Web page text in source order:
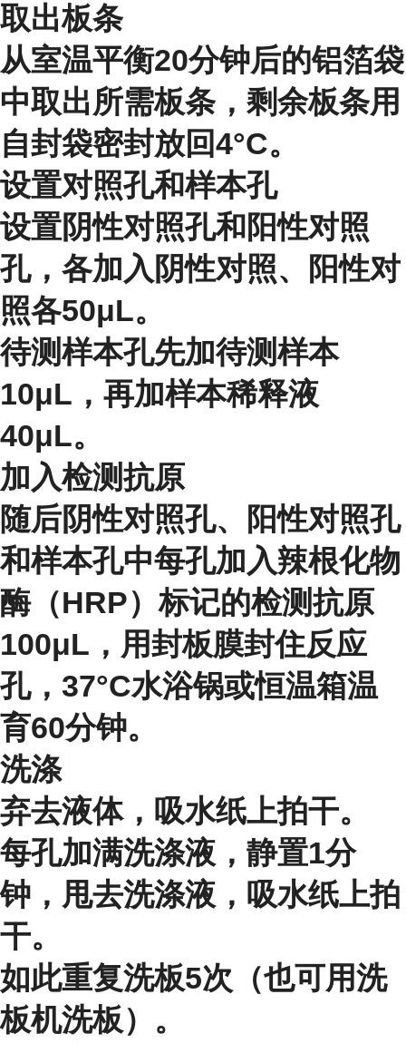
取出板条
从室温平衡20分钟后的铝箔袋
中取出所需板条，剩余板条用
自封袋密封放回4°C。
设置对照孔和样本孔
设置阴性对照孔和阳性对照
孔，各加入阴性对照、阳性对
照各50μL。
待测样本孔先加待测样本
10μL，再加样本稀释液
40μL。
加入检测抗原
随后阴性对照孔、阳性对照孔
和样本孔中每孔加入辣根化物
酶（HRP）标记的检测抗原
100μL，用封板膜封住反应
孔，37°C水浴锅或恒温箱温
育60分钟。
洗涤
弃去液体，吸水纸上拍干。
每孔加满洗涤液，静置1分
钟，甩去洗涤液，吸水纸上拍
干。
如此重复洗板5次（也可用洗
板机洗板）。